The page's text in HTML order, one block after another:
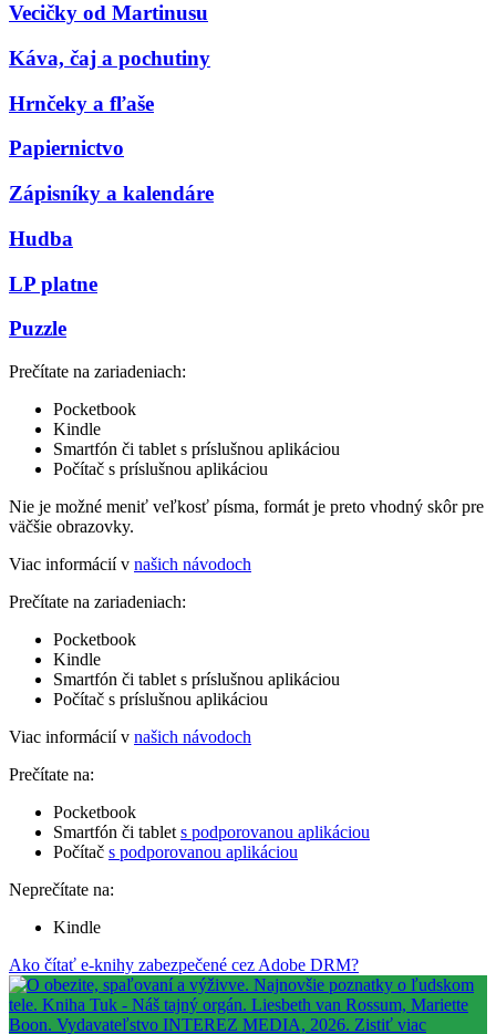
Vecičky od Martinusu
Káva, čaj a pochutiny
Hrnčeky a fľaše
Papiernictvo
Zápisníky a kalendáre
Hudba
LP platne
Puzzle
Prečítate na zariadeniach:
Pocketbook
Kindle
Smartfón či tablet s príslušnou aplikáciou
Počítač s príslušnou aplikáciou
Nie je možné meniť veľkosť písma, formát je preto vhodný skôr pre
väčšie obrazovky.
Viac informácií v našich návodoch
Prečítate na zariadeniach:
Pocketbook
Kindle
Smartfón či tablet s príslušnou aplikáciou
Počítač s príslušnou aplikáciou
Viac informácií v našich návodoch
Prečítate na:
Pocketbook
Smartfón či tablet s podporovanou aplikáciou
Počítač s podporovanou aplikáciou
Neprečítate na:
Kindle
Ako čítať e-knihy zabezpečené cez Adobe DRM?